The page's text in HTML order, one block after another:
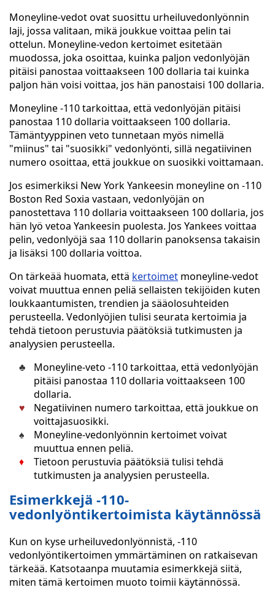
Moneyline-vedot ovat suosittu urheiluvedonlyönnin
laji, jossa valitaan, mikä joukkue voittaa pelin tai
ottelun. Moneyline-vedon kertoimet esitetään
muodossa, joka osoittaa, kuinka paljon vedonlyöjän
pitäisi panostaa voittaakseen 100 dollaria tai kuinka
paljon hän voisi voittaa, jos hän panostaisi 100 dollaria.
Moneyline -110 tarkoittaa, että vedonlyöjän pitäisi
panostaa 110 dollaria voittaakseen 100 dollaria.
Tämäntyyppinen veto tunnetaan myös nimellä
"miinus" tai "suosikki" vedonlyönti, sillä negatiivinen
numero osoittaa, että joukkue on suosikki voittamaan.
Jos esimerkiksi New York Yankeesin moneyline on -110
Boston Red Soxia vastaan, vedonlyöjän on
panostettava 110 dollaria voittaakseen 100 dollaria, jos
hän lyö vetoa Yankeesin puolesta. Jos Yankees voittaa
pelin, vedonlyöjä saa 110 dollarin panoksensa takaisin
ja lisäksi 100 dollaria voittoa.
On tärkeää huomata, että kertoimet moneyline-vedot
voivat muuttua ennen peliä sellaisten tekijöiden kuten
loukkaantumisten, trendien ja sääolosuhteiden
perusteella. Vedonlyöjien tulisi seurata kertoimia ja
tehdä tietoon perustuvia päätöksiä tutkimusten ja
analyysien perusteella.
Moneyline-veto -110 tarkoittaa, että vedonlyöjän
pitäisi panostaa 110 dollaria voittaakseen 100
dollaria.
Negatiivinen numero tarkoittaa, että joukkue on
voittajasuosikki.
Moneyline-vedonlyönnin kertoimet voivat
muuttua ennen peliä.
Tietoon perustuvia päätöksiä tulisi tehdä
tutkimusten ja analyysien perusteella.
Esimerkkejä -110-
vedonlyöntikertoimista käytännössä
Kun on kyse urheiluvedonlyönnistä, -110
vedonlyöntikertoimen ymmärtäminen on ratkaisevan
tärkeää. Katsotaanpa muutamia esimerkkejä siitä,
miten tämä kertoimen muoto toimii käytännössä.